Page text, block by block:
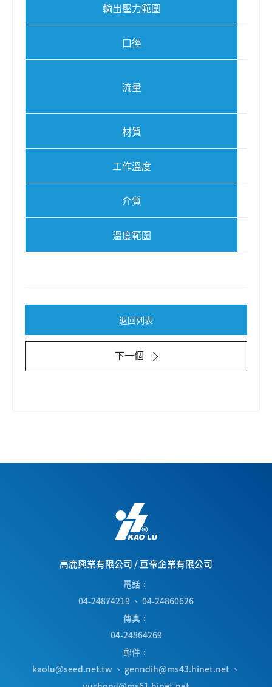
輸出壓力範圍
口徑
流量
材質
工作溫度
介質
溫度範圍
返回列表
下一個
高鹿興業有限公司 /亘帝企業有限公司
電話
04-24874219 、 04-24860626
傳真
04-24864269
郵件
kaolu@seed.net.tw 、 genndih@ms43.hinet.net 、